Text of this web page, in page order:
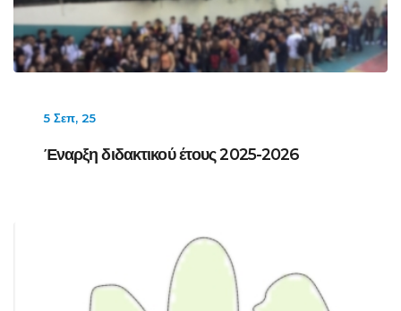
5 Σεπ, 25
Έναρξη διδακτικού έτους 2025-2026